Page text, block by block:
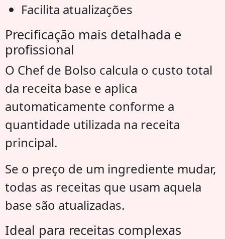
Facilita atualizações
Precificação mais detalhada e
profissional
O Chef de Bolso calcula o custo total
da receita base e aplica
automaticamente conforme a
quantidade utilizada na receita
principal.
Se o preço de um ingrediente mudar,
todas as receitas que usam aquela
base são atualizadas.
Ideal para receitas complexas